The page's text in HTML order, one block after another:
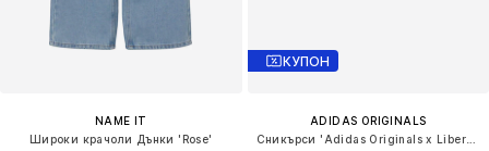
NAME IT
Широки крачоли Дънки 'Rose'
КУПОН
ADIDAS ORIGINALS